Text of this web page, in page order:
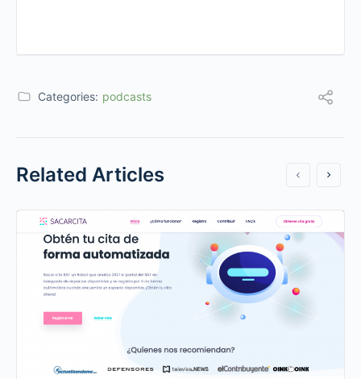
Categories: podcasts
Related Articles